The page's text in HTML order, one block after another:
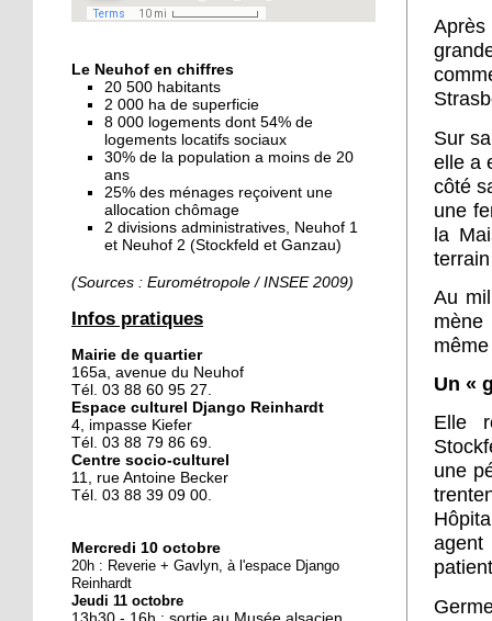
16 octobre 2018
ciel ouvert »
16 octobre 2018
Un vécu de poids
15 octobre 2018
Difracto : devenir un pro
avec Django
Le vrac s'invite au Neuhof
11 octobre 2018
Les petites filles
chaussent leurs
10 octobre 2018
Nouveau look pour une
nouvelle mairie
Le Neuhof en chiffres
20 500 habitants
2 000 ha de superficie
8 000 logements dont 54% de
logements locatifs sociaux
30% de la population a moins de 20
ans
25% des ménages reçoivent une
allocation chômage
2 divisions administratives, Neuhof 1
et Neuhof 2 (Stockfeld et Ganzau)
(Sources : Eurométropole / INSEE 2009)
Infos pratiques
Mairie de quartier
165a, avenue du Neuhof
Tél. 03 88 60 95 27.
Espace culturel Django Reinhardt
4, impasse Kiefer
Tél. 03 88 79 86 69.
Centre socio-culturel
11, rue Antoine Becker
Tél. 03 88 39 09 00.
Mercredi 10 octobre
20h : Reverie + Gavlyn, à l'espace Django
Reinhardt
Jeudi 11 octobre
Sur
elle a
côté
une
la
Au
mène
Un «
Elle
une